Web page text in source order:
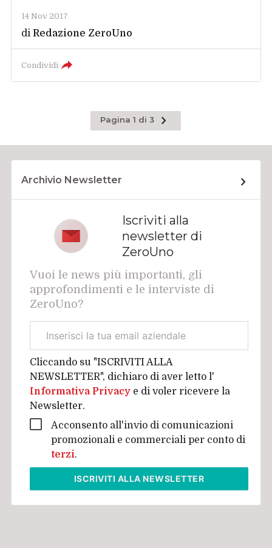
14 Nov 2017
diRedazione ZeroUno
Condividi
Pagina 1 di 3
Pagina
successiva
Archivio Newsletter
Iscriviti alla
newsletter di
ZeroUno
Vuoi le news più importanti, gli
approfondimenti e le interviste di
ZeroUno?
aziendale
Cliccando su "ISCRIVITI ALLA
NEWSLETTER", dichiaro di aver letto l'
Informativa Privacy e di voler ricevere la
Newsletter.
Acconsento all'invio di comunicazioni
promozionali e commerciali per conto di
terzi.
ISCRIVITI ALLA NEWSLETTER